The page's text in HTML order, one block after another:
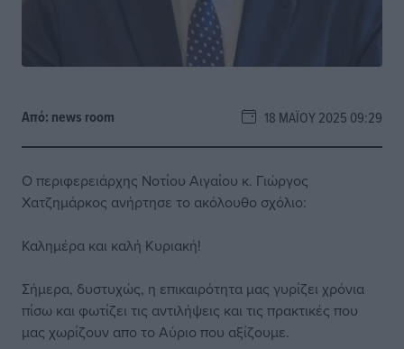
Από: news room 18 ΜΑΪ́ΟΥ 2025 09:29
Ο περιφερειάρχης Νοτίου Αιγαίου κ. Γιώργος
Χατζημάρκος ανήρτησε το ακόλουθο σχόλιο:
Καλημέρα και καλή Κυριακή!
Σήμερα, δυστυχώς, η επικαιρότητα μας γυρίζει χρόνια
πίσω και φωτίζει τις αντιλήψεις και τις πρακτικές που
μας χωρίζουν απο το Αύριο που αξίζουμε.